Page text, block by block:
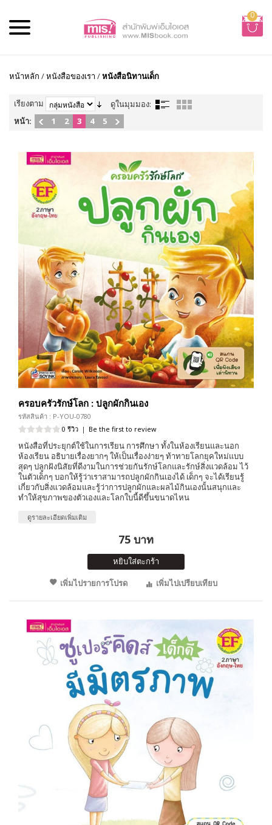
0
หน้าหลัก /หนังสือของเรา /หนังสือนิทานเด็ก
เรียงตาม
ดูในมุมมอง:
หน้า:
1 2 3 4 5
ครอบครัวรักษ์โลก : ปลูกผักกินเอง
รหัสสินค้า : P-YOU-0780
0 รีวิว | Be the first to review
หนังสือที่ประยุกต์ใช้ในการเรียน การศึกษา ทั้งในห้องเรียนและนอก
ห้องเรียน อธิบายเรื่องยากๆ ให้เป็นเรื่องง่ายๆ ท้าทายโลกยุคใหม่แบบ
สุดๆ ปลูกฝังนิสัยที่ดีงามในการช่วยกันรักษ์โลกและรักษ์สิ่งแวดล้อม ไว้
ในตัวเด็กๆ บอกให้รู้ว่าเราสามารถปลูกผักกินเองได้ เด็กๆ จะได้เรียนรู้
เกี่ยวกับสิ่งแวดล้อมและรู้ว่าการปลูกผักและผลไม้กินเองนั้นสนุกและ
ทำให้สุขภาพของตัวเองและโลกใบนี้ดีขึ้นขนาดไหน
ดูรายละเอียดเพิ่มเติม
75 บาท
หยิบใส่ตะกร้า
เพิ่มไปรายการโปรด
เพิ่มไปเปรียบเทียบ